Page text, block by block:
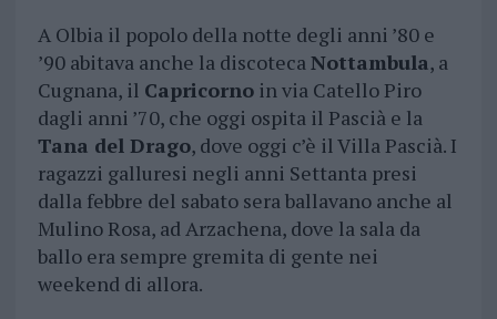
A Olbia il popolo della notte degli anni ’80 e
’90 abitava anche la discotecaNottambula, a
Cugnana, il Capricornoin via Catello Piro
dagli anni ’70, che oggi ospita il Pascià e la
Tana del Drago, dove oggi c’è il Villa Pascià. I
ragazzi galluresi negli anni Settanta presi
dalla febbre del sabato sera ballavano anche al
Mulino Rosa, ad Arzachena, dove la sala da
ballo era sempre gremita di gente nei
weekend di allora.